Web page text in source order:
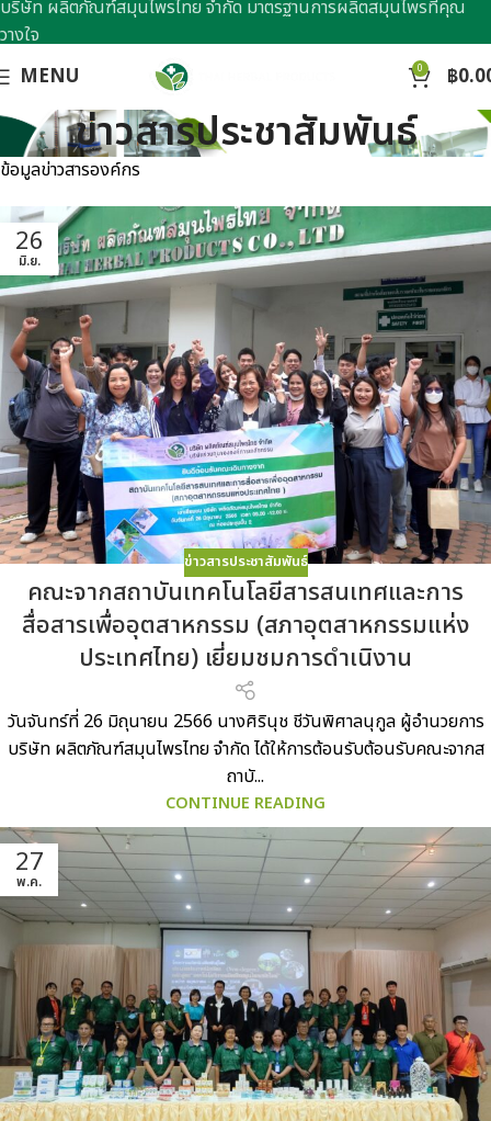
MENU 0 ฿
ข่าวสารประชาสัมพันธ์
ข้อมูลข่าวสารองค์กร
26
มิ.ย.
ข่าวสารประชาสัมพันธ์
คณะจากสถาบันเทคโนโลยีสารสนเทศและการ
สื่อสารเพื่ออุตสาหกรรม (สภาอุตสาหกรรมแห่ง
ประเทศไทย) เยี่ยมชมการดำเนิงาน
วันจันทร์ที่ 26 มิถุนายน 2566 นางศิรินุช ชีวันพิศาลนุกูล ผู้อำนวยการ
บริษัท ผลิตภัณฑ์สมุนไพรไทย จำกัด ได้ให้การต้อนรับต้อนรับคณะจากส
ถาบั...
CONTINUE READING
27
พ.ค.
บริษัท ผลิตภัณฑ์สมุนไพรไทย จำกัด มาตรฐานการผลิตสมุนไพรที่คุณ
วางใจ